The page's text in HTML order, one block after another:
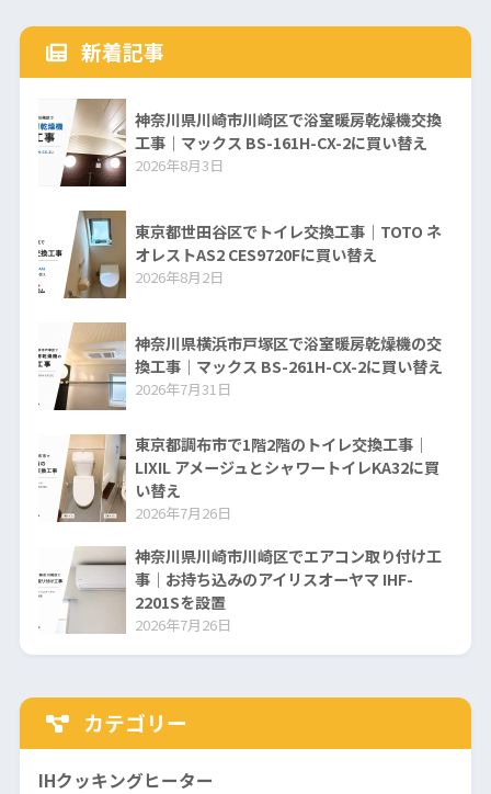
新着記事
神奈川県川崎市川崎区で浴室暖房乾燥機交換
工事｜マックス BS-161H-CX-2に買い替え
2026年8月3日
東京都世田谷区でトイレ交換工事｜TOTO ネ
オレストAS2 CES9720Fに買い替え
2026年8月2日
神奈川県横浜市戸塚区で浴室暖房乾燥機の交
換工事｜マックス BS-261H-CX-2に買い替え
2026年7月31日
東京都調布市で1階2階のトイレ交換工事｜
LIXIL アメージュとシャワートイレKA32に買
い替え
2026年7月26日
神奈川県川崎市川崎区でエアコン取り付け工
事｜お持ち込みのアイリスオーヤマ IHF-
2201Sを設置
2026年7月26日
カテゴリー
IHクッキングヒーター